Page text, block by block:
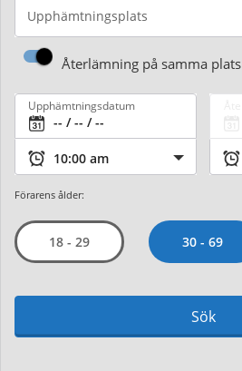
Upphämtningsplats
Återlämning på samma plats
Upphämtningsdatum
Förarens ålder:
18 - 29 30 - 69
Sök